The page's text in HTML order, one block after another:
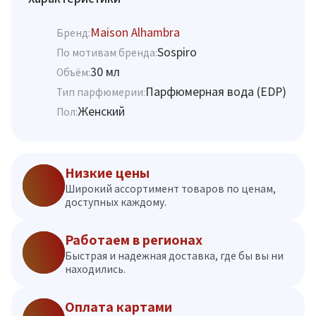
Бренд:Maison Alhambra
По мотивам бренда:Sospiro
Объём:30 мл
Тип парфюмерии:Парфюмерная вода (EDP)
Пол:Женский
Низкие цены
Широкий ассортимент товаров по ценам,
доступных каждому.
Работаем в регионах
Быстрая и надежная доставка, где бы вы ни
находились.
Оплата картами